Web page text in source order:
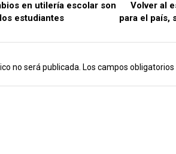
en utilería escolar son
estudiantes
Volver al
para el país,
no será publicada. Los campos